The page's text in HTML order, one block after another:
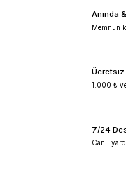
terazi üretiminde
hassas terazileri,
fiyat gibi faktörlere